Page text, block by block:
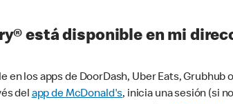
está disponible en mi
los apps de DoorDash, Uber Eats,
del app de McDonald's, inicia una sesión (si